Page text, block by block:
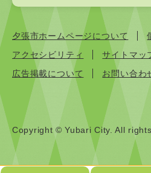
夕張市ホームページについて
アクセシビリティ
サイトマッ
広告掲載について
お問い合わ
Copyright © Yubari City. All